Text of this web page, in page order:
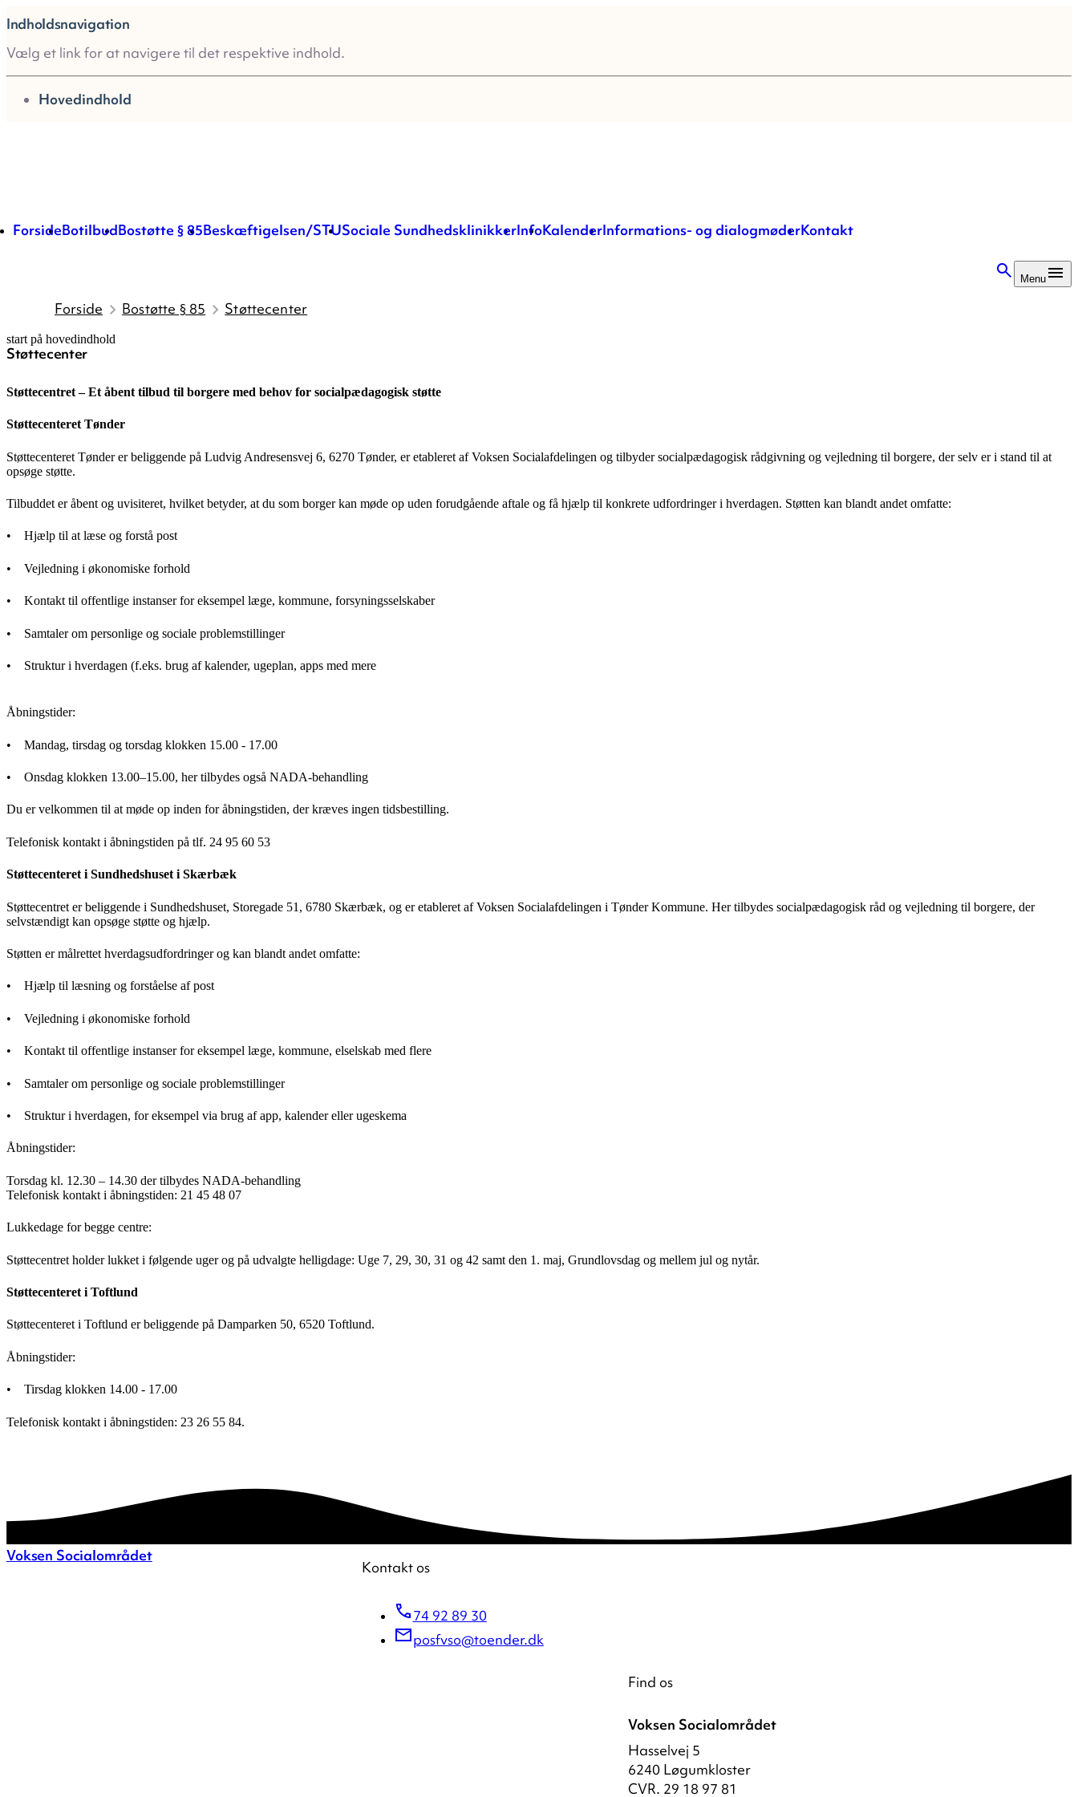
Indholdsnavigation
Vælg et link for at navigere til det respektive indhold.
gå til
Hovedindhold
ForsideBotilbudBostøtte § 85Beskæftigelsen/STUSociale SundhedsklinikkerInfoKalenderInformations- og dialogmøderKontakt
Menu
Forside Bostøtte § 85 Støttecenter
start på hovedindhold
Støttecenter
senest opdateret 22. maj 2026
Støttecentret – Et åbent tilbud til borgere med behov for socialpædagogisk støtte
Støttecenteret Tønder
Støttecenteret Tønder er beliggende på Ludvig Andresensvej 6, 6270 Tønder, er etableret af Voksen Socialafdelingen og tilbyder socialpædagogisk rådgivning og vejledning til borgere, der selv er i stand til at
opsøge støtte.
Tilbuddet er åbent og uvisiteret, hvilket betyder, at du som borger kan møde op uden forudgående aftale og få hjælp til konkrete udfordringer i hverdagen. Støtten kan blandt andet omfatte:
• Hjælp til at læse og forstå post
• Vejledning i økonomiske forhold
• Kontakt til offentlige instanser for eksempel læge, kommune, forsyningsselskaber
• Samtaler om personlige og sociale problemstillinger
• Struktur i hverdagen (f.eks. brug af kalender, ugeplan, apps med mere
Åbningstider:
• Mandag, tirsdag og torsdag klokken 15.00 - 17.00
• Onsdag klokken 13.00–15.00, her tilbydes også NADA-behandling
Du er velkommen til at møde op inden for åbningstiden, der kræves ingen tidsbestilling.
Telefonisk kontakt i åbningstiden på tlf. 24 95 60 53
Støttecenteret i Sundhedshuset i Skærbæk
Støttecentret er beliggende i Sundhedshuset, Storegade 51, 6780 Skærbæk, og er etableret af Voksen Socialafdelingen i Tønder Kommune. Her tilbydes socialpædagogisk råd og vejledning til borgere, der
selvstændigt kan opsøge støtte og hjælp.
Støtten er målrettet hverdagsudfordringer og kan blandt andet omfatte:
• Hjælp til læsning og forståelse af post
• Vejledning i økonomiske forhold
• Kontakt til offentlige instanser for eksempel læge, kommune, elselskab med flere
• Samtaler om personlige og sociale problemstillinger
• Struktur i hverdagen, for eksempel via brug af app, kalender eller ugeskema
Åbningstider:
Torsdag kl. 12.30 – 14.30 der tilbydes NADA-behandling
Telefonisk kontakt i åbningstiden: 21 45 48 07
Lukkedage for begge centre:
Støttecentret holder lukket i følgende uger og på udvalgte helligdage: Uge 7, 29, 30, 31 og 42 samt den 1. maj, Grundlovsdag og mellem jul og nytår.
Støttecenteret i Toftlund
Støttecenteret i Toftlund er beliggende på Damparken 50, 6520 Toftlund.
Åbningstider:
• Tirsdag klokken 14.00 - 17.00
Telefonisk kontakt i åbningstiden: 23 26 55 84.
Voksen Socialområdet
Kontakt os
74 92 89 30
posfvso@toender.dk
Find os
Voksen Socialområdet
Hasselvej 5
6240 Løgumkloster
CVR. 29 18 97 81